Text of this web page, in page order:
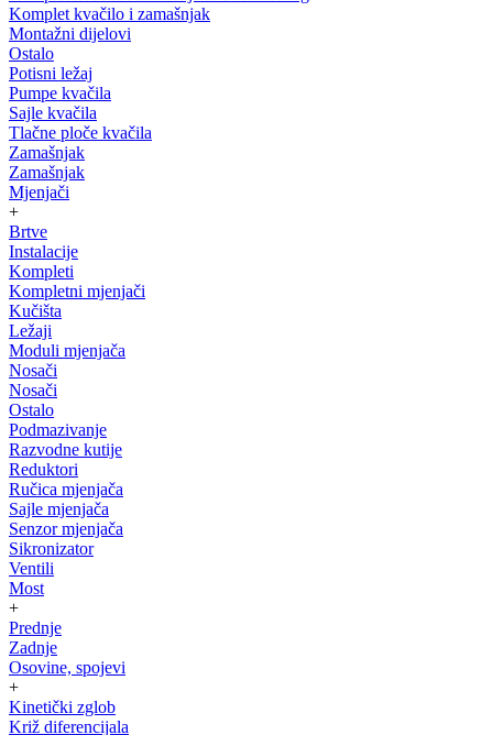
Komplet kvačilo i zamašnjak
Montažni dijelovi
Ostalo
Potisni ležaj
Pumpe kvačila
Sajle kvačila
Tlačne ploče kvačila
Zamašnjak
Zamašnjak
Mjenjači
+
Brtve
Instalacije
Kompleti
Kompletni mjenjači
Kučišta
Ležaji
Moduli mjenjača
Nosači
Nosači
Ostalo
Podmazivanje
Razvodne kutije
Reduktori
Ručica mjenjača
Sajle mjenjača
Senzor mjenjača
Sikronizator
Ventili
Most
+
Prednje
Zadnje
Osovine, spojevi
+
Kinetički zglob
Križ diferencijala